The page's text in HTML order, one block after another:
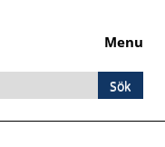
Menu